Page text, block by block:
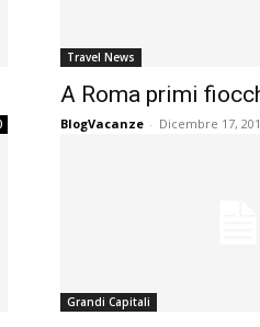
Travel News
A Roma primi
BlogVacanze - Dicembre 17,
Grandi Capitali